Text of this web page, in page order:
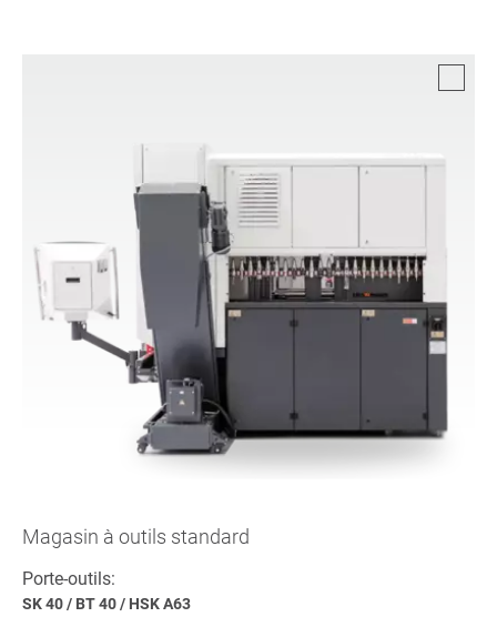
Magasin à outils standard
Porte-outils:
SK 40/ BT 40/ HSK A63